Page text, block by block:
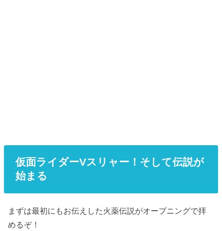
仮面ライダーVスリャー！そして伝説が
始まる
まずは最初にもお伝えした火薬伝説がオープニングで拝
めるぞ！